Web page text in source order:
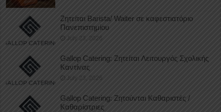
Ζητείται Barista/ Waiter σε καφεστιατόριο
Πανεπιστημίου
July 23, 2026
Gallop Catering: Ζητείται Λειτουργός Σχολικής
Καντίνας
July 23, 2026
Gallop Catering: Ζητούνται Καθαριστές /
Καθαρίστριες